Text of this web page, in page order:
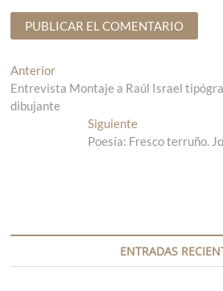
N
a
c
Anterior
n
t
r
Entrevista Montaje a Raúl Israel
dibujante
SiguienteE
n
s
i
Poesía: Fresco terruño.
ENTRADAS